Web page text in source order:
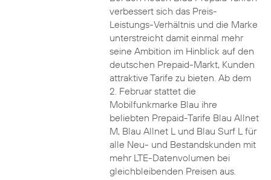
verbessert sich das Preis-
Leistungs-Verhältnis und die Marke
unterstreicht damit einmal mehr
seine Ambition im Hinblick auf den
deutschen Prepaid-Markt, Kunden
attraktive Tarife zu bieten. Ab dem
2. Februar stattet die
Mobilfunkmarke Blau ihre
beliebten Prepaid-Tarife Blau Allnet
M, Blau Allnet L und Blau Surf L für
alle Neu- und Bestandskunden mit
mehr LTE-Datenvolumen bei
gleichbleibenden Preisen aus.